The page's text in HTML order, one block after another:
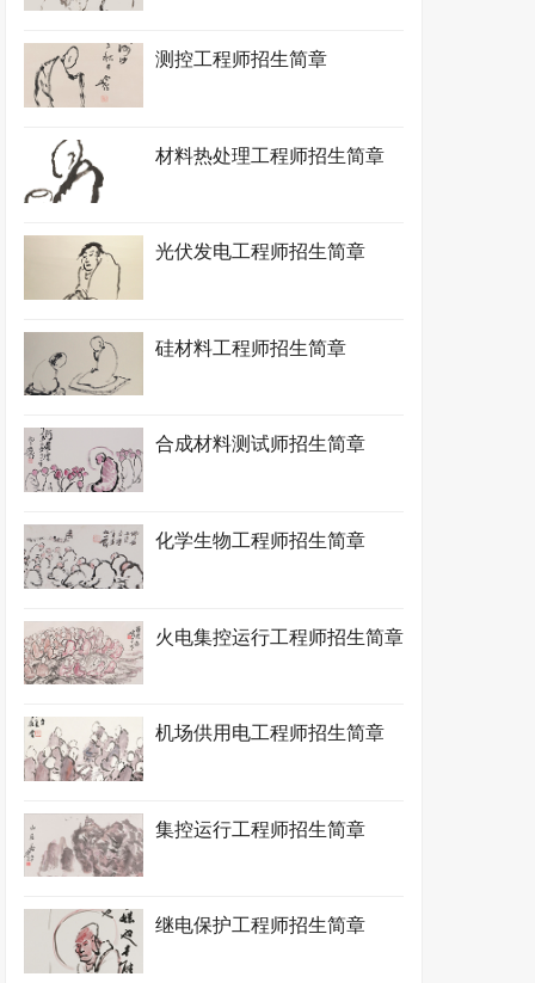
测控工程师招生简章
材料热处理工程师招生简章
光伏发电工程师招生简章
硅材料工程师招生简章
合成材料测试师招生简章
化学生物工程师招生简章
火电集控运行工程师招生简章
机场供用电工程师招生简章
集控运行工程师招生简章
继电保护工程师招生简章